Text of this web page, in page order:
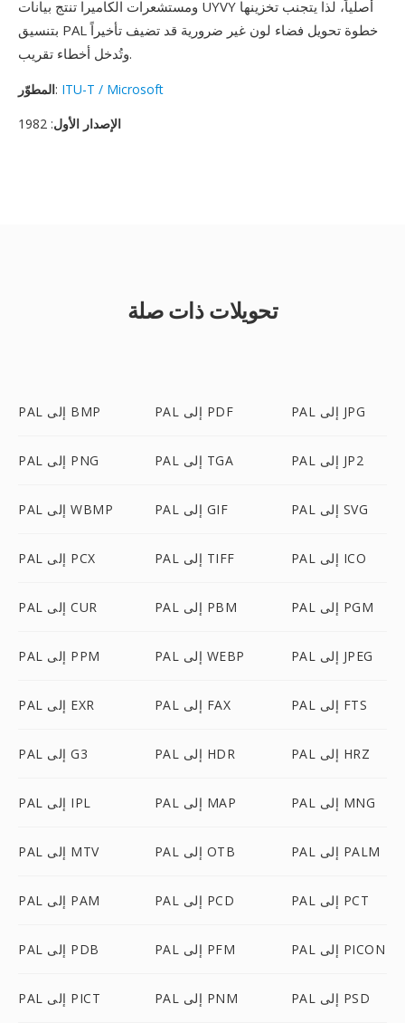
ومستشعرات الكاميرا تنتج بيانات UYVY أصلياً، لذا يتجنب تخزينها
بتنسيق PAL خطوة تحويل فضاء لون غير ضرورية قد تضيف تأخيراً
وتُدخل أخطاء تقريب.
المطوّر: ITU-T / Microsoft
الإصدار الأول: 1982
تحويلات ذات صلة
PAL إلى BMP PAL إلى PDF PAL إلى JPG
PAL إلى PNG PAL إلى TGA PAL إلى JP2
PAL إلى WBMP PAL إلى GIF PAL إلى SVG
PAL إلى PCX PAL إلى TIFF PAL إلى ICO
PAL إلى CUR PAL إلى PBM PAL إلى PGM
PAL إلى PPM PAL إلى WEBP PAL إلى JPEG
PAL إلى EXR PAL إلى FAX PAL إلى FTS
PAL إلى G3 PAL إلى HDR PAL إلى HRZ
PAL إلى IPL PAL إلى MAP PAL إلى MNG
PAL إلى MTV PAL إلى OTB PAL إلى PALM
PAL إلى PAM PAL إلى PCD PAL إلى PCT
PAL إلى PDB PAL إلى PFM PAL إلى PICON
PAL إلى PICT PAL إلى PNM PAL إلى PSD